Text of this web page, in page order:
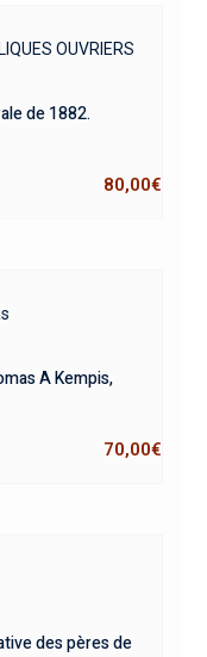
OUVRIERS
de 1882.
80,00€
A Kempis,
70,00€
des pères de